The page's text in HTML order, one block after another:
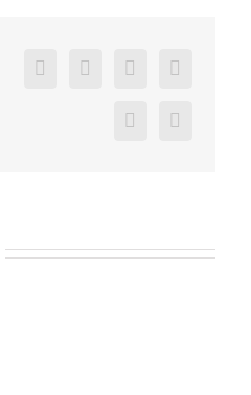
Facebook
X RedditLinkedIn
PinterestVk